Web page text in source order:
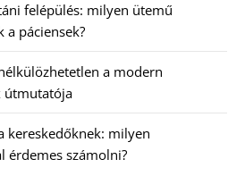
felépülés: milyen ütemű
a páciensek?
a modern
útmutatója
kereskedőknek: milyen
érdemes számolni?